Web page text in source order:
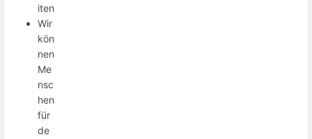
iten
Wir
kön
nen
Me
nsc
hen
für
de